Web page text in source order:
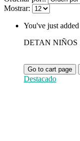
Mostrar:
You've just
DETAN NIÑOS
Go to cart page
Destacado